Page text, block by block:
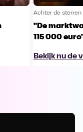
Achter de sterren
"De
115 000
Bekijk nu de